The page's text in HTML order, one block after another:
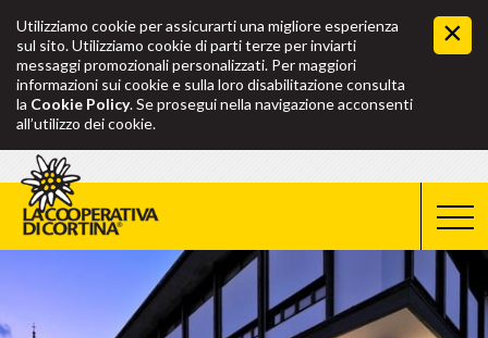
Utilizziamo cookie per assicurarti una migliore esperienza
sul sito. Utilizziamo cookie di parti terze per inviarti
messaggi promozionali personalizzati. Per maggiori
informazioni sui cookie e sulla loro disabilitazione consulta
la Cookie Policy. Se prosegui nella navigazione acconsenti
all’utilizzo dei cookie.